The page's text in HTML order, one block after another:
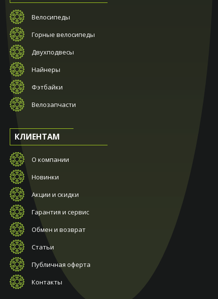
Велосипеды
Горные велосипеды
Двухподвесы
Найнеры
Фэтбайки
Велозапчасти
КЛИЕНТАМ
О компании
Новинки
Акции и скидки
Гарантия и сервис
Обмен и возврат
Статьи
Публичная оферта
Контакты